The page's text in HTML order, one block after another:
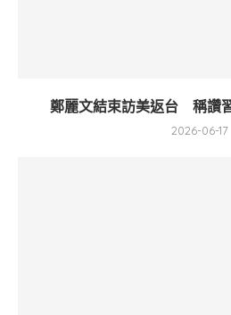
鄭麗文結束訪美返台 稱讚
2026-06-17